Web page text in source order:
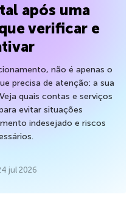
após uma
verificar e
não é apenas o
precisa de atenção: a sua
quais contas e serviços
evitar situações
indesejado e riscos
jul 2026